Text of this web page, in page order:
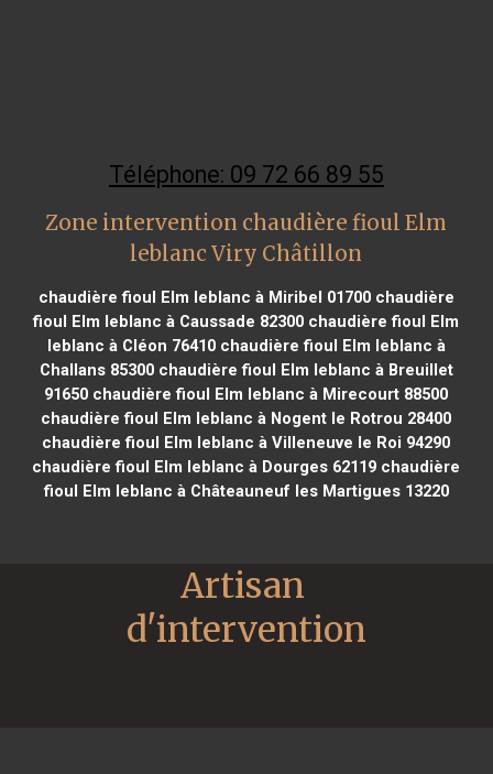
Téléphone: 09 72 66 89 55
Zone intervention chaudière fioul Elm
leblanc Viry Châtillon
chaudière fioul Elm leblanc à Miribel 01700chaudière
fioul Elm leblanc à Caussade 82300 chaudière fioul Elm
leblanc à Cléon 76410chaudière fioul Elm leblanc à
Challans 85300chaudière fioul Elm leblanc à Breuillet
91650 chaudière fioul Elm leblanc à Mirecourt 88500
chaudière fioul Elm leblanc à Nogent le Rotrou 28400
chaudière fioul Elm leblanc à Villeneuve le Roi 94290
chaudière fioul Elm leblanc à Dourges 62119 chaudière
fioul Elm leblanc à Châteauneuf les Martigues 13220
Artisan
d'intervention